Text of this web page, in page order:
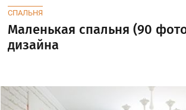
СПАЛЬНЯ
Маленькая спальня (90
дизайна